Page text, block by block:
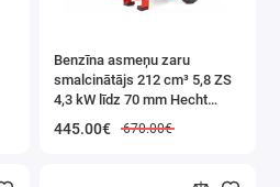
Benzīna asmeņu zaru
smalcinātājs 212 cm³ 5,8 ZS
4,3 kW līdz 70 mm Hecht
445.00€ 670.00€